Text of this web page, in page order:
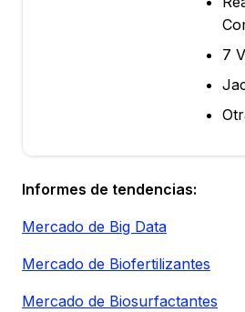
7
Informes de tendencias:
Mercado de Big Data
Mercado de Biofertilizantes
Mercado de Biosurfactantes